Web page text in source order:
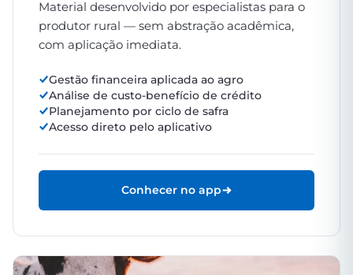
Material desenvolvido por especialistas para o
produtor rural — sem abstração acadêmica,
com aplicação imediata.
Gestão financeira aplicada ao agro
Análise de custo-benefício de crédito
Planejamento por ciclo de safra
Acesso direto pelo aplicativo
Conhecer no app